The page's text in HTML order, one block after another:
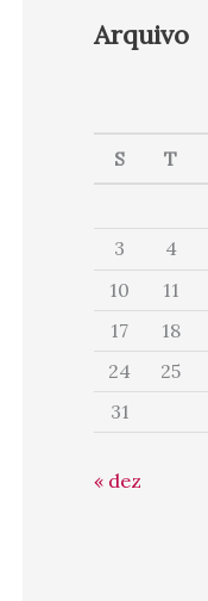
Arquivo
S T
3
4
10
11
17
18
24
25
31
« dez